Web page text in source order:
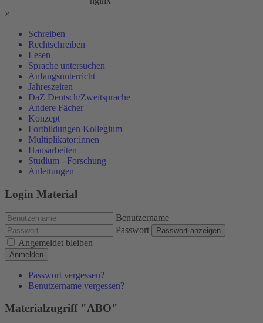
×
Schreiben
Rechtschreiben
Lesen
Sprache untersuchen
Anfangsunterricht
Jahreszeiten
DaZ Deutsch/Zweitsprache
Andere Fächer
Konzept
Fortbildungen Kollegium
Multiplikator:innen
Hausarbeiten
Studium - Forschung
Anleitungen
Login Material
Benutzername
Passwort
Passwort anzeigen
Angemeldet bleiben
Anmelden
Passwort vergessen?
Benutzername vergessen?
Materialzugriff "ABO"